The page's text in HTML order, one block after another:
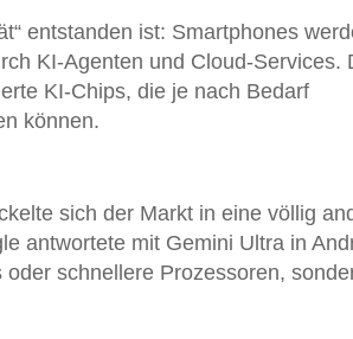
entstanden ist: Smartphones
KI-Agenten und Cloud-Services.
KI-Chips, die je nach Bedarf
können.
sich der Markt in eine völlig
antwortete mit Gemini Ultra in
schnellere Prozessoren,